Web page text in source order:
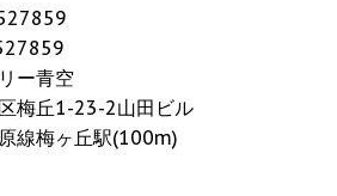
ー青空
梅丘1-23-2山田ビル
線梅ヶ丘駅(100m)